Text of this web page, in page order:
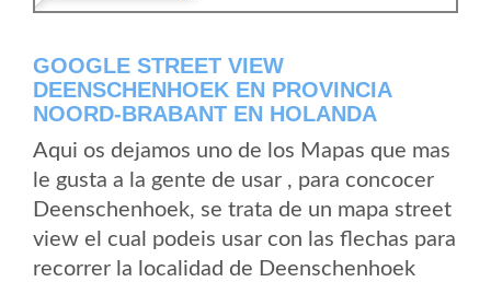
GOOGLE STREET VIEW
DEENSCHENHOEK EN PROVINCIA
NOORD-BRABANT EN HOLANDA
Aqui os dejamos uno de los Mapas que mas
le gusta a la gente de usar , para concocer
Deenschenhoek, se trata de un mapa street
view el cual podeis usar con las flechas para
recorrer la localidad de Deenschenhoek